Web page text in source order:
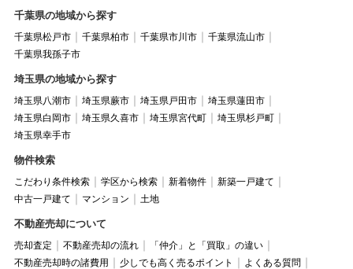
千葉県の地域から探す
千葉県松戸市 千葉県柏市 千葉県市川市
千葉県流山市
千葉県我孫子市
埼玉県の地域から探す
埼玉県八潮市 埼玉県蕨市 埼玉県戸田市
埼玉県蓮田市
埼玉県白岡市
埼玉県久喜市 埼玉県宮代町
埼玉県杉戸町
埼玉県幸手市
物件検索
こだわり条件検索 学区から検索 新着物件
新築一戸建て
中古一戸建て
マンション 土地
不動産売却について
売却査定 不動産売却の流れ
「仲介」と「買取」の違い
不動産売却時の諸費用
少しでも高く売るポイント
よくある質問